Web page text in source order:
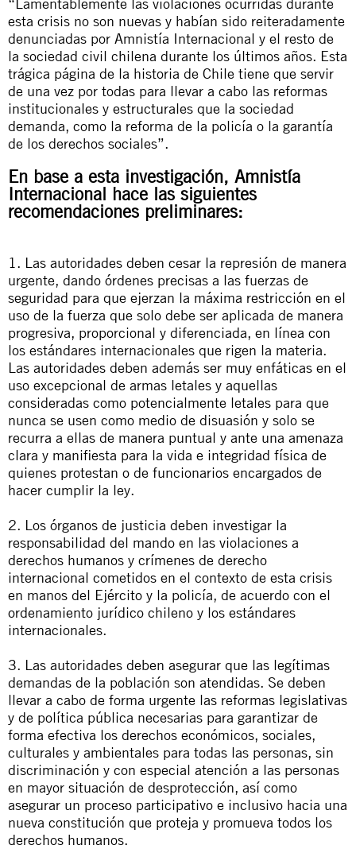
esta crisis no son nuevas y habían sido reiteradamente
denunciadas por Amnistía Internacional y el resto de
la sociedad civil chilena durante los últimos años. Esta
trágica página de la historia de Chile tiene que servir
de una vez por todas para llevar a cabo las reformas
institucionales y estructurales que la sociedad
demanda, como la reforma de la policía o la garantía
de los derechos sociales”.
En base a esta investigación, Amnistía
Internacional hace las siguientes
recomendaciones preliminares:
1. Las autoridades deben cesar la represión de manera
urgente, dando órdenes precisas a las fuerzas de
seguridad para que ejerzan la máxima restricción en el
uso de la fuerza que solo debe ser aplicada de manera
progresiva, proporcional y diferenciada, en línea con
los estándares internacionales que rigen la materia.
Las autoridades deben además ser muy enfáticas en el
uso excepcional de armas letales y aquellas
consideradas como potencialmente letales para que
nunca se usen como medio de disuasión y solo se
recurra a ellas de manera puntual y ante una amenaza
clara y manifiesta para la vida e integridad física de
quienes protestan o de funcionarios encargados de
hacer cumplir la ley.
2. Los órganos de justicia deben investigar la
responsabilidad del mando en las violaciones a
derechos humanos y crímenes de derecho
internacional cometidos en el contexto de esta crisis
en manos del Ejército y la policía, de acuerdo con el
ordenamiento jurídico chileno y los estándares
internacionales.
3. Las autoridades deben asegurar que las legítimas
demandas de la población son atendidas. Se deben
llevar a cabo de forma urgente las reformas legislativas
y de política pública necesarias para garantizar de
forma efectiva los derechos económicos, sociales,
culturales y ambientales para todas las personas, sin
discriminación y con especial atención a las personas
en mayor situación de desprotección, así como
asegurar un proceso participativo e inclusivo hacia una
nueva constitución que proteja y promueva todos los
derechos humanos.